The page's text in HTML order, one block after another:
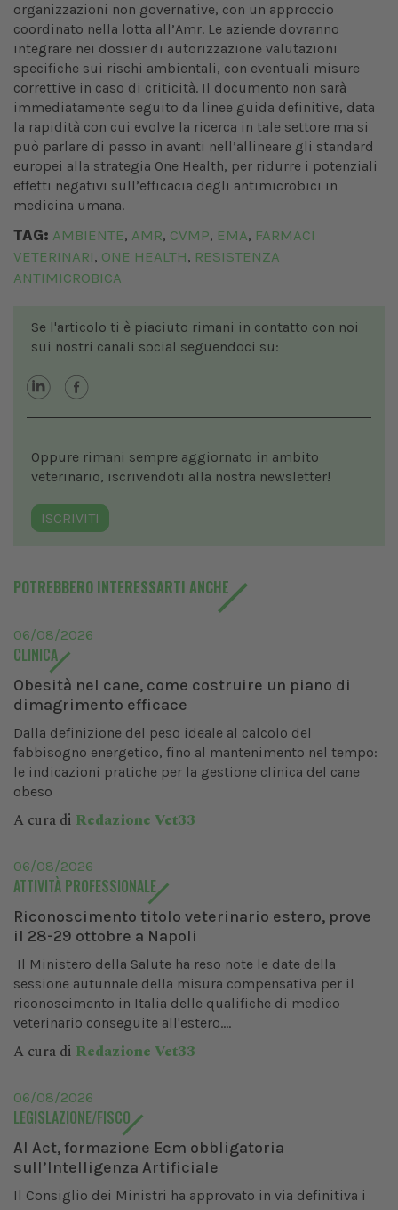
organizzazioni non governative, con un approccio
coordinato nella lotta all’Amr. Le aziende dovranno
integrare nei dossier di autorizzazione valutazioni
specifiche sui rischi ambientali, con eventuali misure
correttive in caso di criticità. Il documento non sarà
immediatamente seguito da linee guida definitive, data
la rapidità con cui evolve la ricerca in tale settore ma si
può parlare di passo in avanti nell’allineare gli standard
europei alla strategia One Health, per ridurre i potenziali
effetti negativi sull’efficacia degli antimicrobici in
medicina umana.
TAG: AMBIENTE, AMR, CVMP, EMA, FARMACI
VETERINARI, ONE HEALTH, RESISTENZA
ANTIMICROBICA
Se l'articolo ti è piaciuto rimani in contatto con noi
sui nostri canali social seguendoci su:
Oppure rimani sempre aggiornato in ambito
veterinario, iscrivendoti alla nostra newsletter!
ISCRIVITI
POTREBBERO INTERESSARTI ANCHE
06/08/2026
CLINICA
Obesità nel cane, come costruire un piano di
dimagrimento efficace
Dalla definizione del peso ideale al calcolo del
fabbisogno energetico, fino al mantenimento nel tempo:
le indicazioni pratiche per la gestione clinica del cane
obeso
A cura di Redazione Vet33
06/08/2026
ATTIVITÀ PROFESSIONALE
Riconoscimento titolo veterinario estero, prove
il 28-29 ottobre a Napoli
Il Ministero della Salute ha reso note le date della
sessione autunnale della misura compensativa per il
riconoscimento in Italia delle qualifiche di medico
veterinario conseguite all'estero....
A cura di Redazione Vet33
06/08/2026
LEGISLAZIONE/FISCO
AI Act, formazione Ecm obbligatoria
sull’Intelligenza Artificiale
Il Consiglio dei Ministri ha approvato in via definitiva i